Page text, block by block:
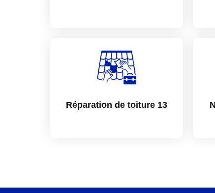
Réparation de toiture 13